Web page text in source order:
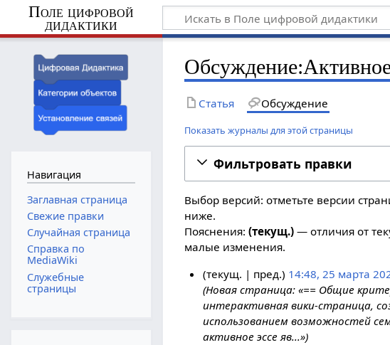
Поле цифровой
дидактики
Статья Обсуждение
Показать журналы для этой страницы
Фильтровать правки
Выбор версий: отметьте версии
ниже.
Пояснения:(текущ.) — отличия от
малые изменения.
текущ. пред. 14:48, 25 марта
Новая страница: «== Общие
интерактивная вики-страница,
использованием возможностей
активное эссе яв...»
Навигация
Заглавная страница
Свежие правки
Случайная страница
Справка по
MediaWiki
Служебные
страницы